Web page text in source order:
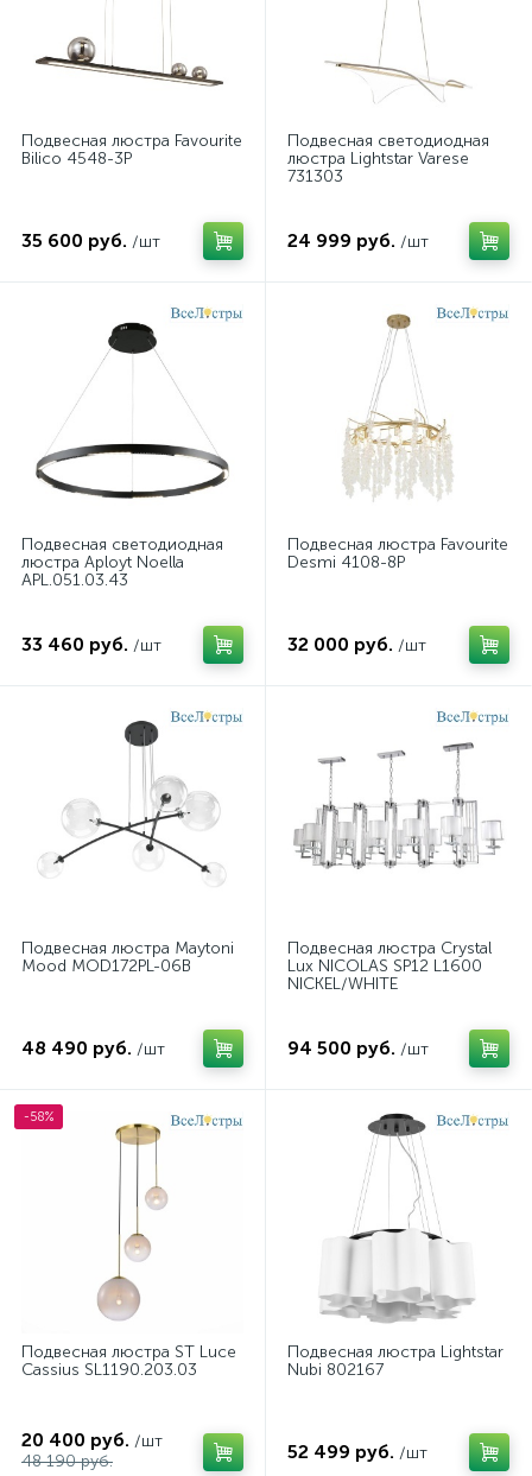
Подвесная люстра Favourite
Bilico 4548-3P
35 600 руб. /шт
Подвесная светодиодная
люстра Lightstar Varese
731303
24 999 руб. /шт
Подвесная светодиодная
люстра Aployt Noella
APL.051.03.43
33 460 руб. /шт
Подвесная люстра Favourite
Desmi 4108-8P
32 000 руб. /шт
Подвесная люстра Maytoni
Mood MOD172PL-06B
48 490 руб. /шт
Подвесная люстра Crystal
Lux NICOLAS SP12 L1600
NICKEL/WHITE
94 500 руб. /шт
-58%
Подвесная люстра ST Luce
Cassius SL1190.203.03
20 400 руб. /шт
48 190 руб.
Подвесная люстра Lightstar
Nubi 802167
52 499 руб. /шт